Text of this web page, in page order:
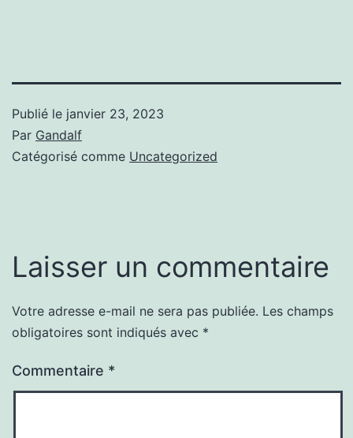
Publié le janvier 23, 2023
Par Gandalf
Catégorisé comme Uncategorized
Laisser un commentaire
Votre adresse e-mail ne sera pas publiée. Les champs
obligatoires sont indiqués avec *
Commentaire *